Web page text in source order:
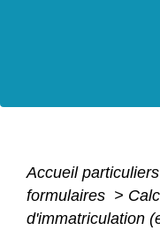
Accueil particuliers
formulaires >
d'immatriculation